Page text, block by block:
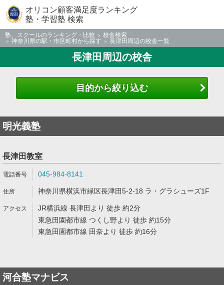
オリコン顧客満足度ランキング
塾・学習塾 検索
塾、スクールのランキング・比較
校舎検索
神奈川県の駅・市区町村から探す
長津田周辺の校舎一覧
長津田周辺の校舎
目的から絞り込む
明光義塾
長津田教室
045-984-8141
神奈川県横浜市緑区長津田5-2-18 ラ・グラシューズ1F
JR横浜線 長津田より 徒歩 約2分
東急田園都市線 つくし野より 徒歩 約15分
東急田園都市線 田奈より 徒歩 約16分
河合塾マナビス